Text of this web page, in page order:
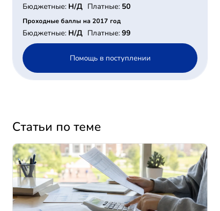
Бюджетные: Н/Д Платные: 50
Проходные баллы на 2017 год
Бюджетные: Н/Д Платные: 99
Помощь в поступлении
Статьи по теме